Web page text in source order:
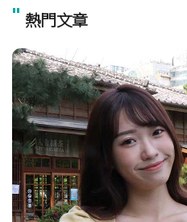
" 熱門文章